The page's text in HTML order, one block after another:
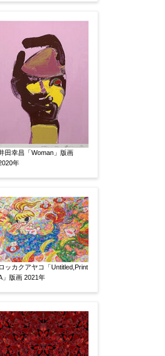
せください。その価格が適切かお返
田幸昌「Woman」版画
年
ロッカクアヤコ「Untitled,Print
」版画 2021年